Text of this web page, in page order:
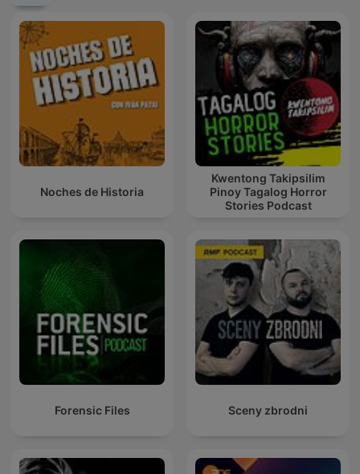
Noches de Historia
Kwentong Takipsilim
Pinoy Tagalog Horror
Stories Podcast
Forensic Files Sceny zbrodni